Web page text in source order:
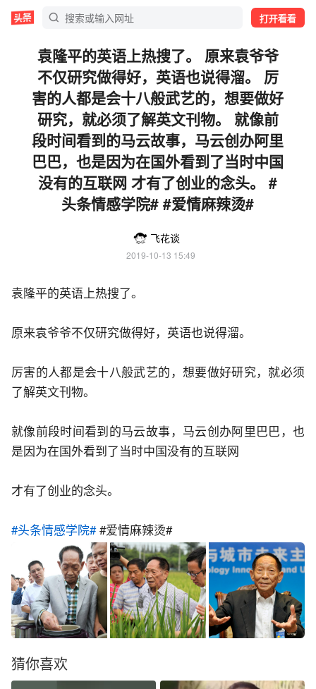
打开看看
袁隆平的英语上热搜了。 原来袁爷爷
不仅研究做得好，英语也说得溜。 厉
害的人都是会十八般武艺的，想要做好
研究，就必须了解英文刊物。 就像前
段时间看到的马云故事，马云创办阿里
巴巴，也是因为在国外看到了当时中国
没有的互联网 才有了创业的念头。 #
头条情感学院# #爱情麻辣烫#
飞花谈
2019-10-13 15:49
袁隆平的英语上热搜了。
原来袁爷爷不仅研究做得好，英语也说得溜。
厉害的人都是会十八般武艺的，想要做好研究，就必须
了解英文刊物。
就像前段时间看到的马云故事，马云创办阿里巴巴，也
是因为在国外看到了当时中国没有的互联网
才有了创业的念头。
#头条情感学院# #爱情麻辣烫#
猜你喜欢